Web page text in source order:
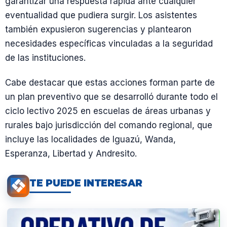
eventualidad que pudiera surgir. Los asistentes
también expusieron sugerencias y plantearon
necesidades específicas vinculadas a la seguridad
de las instituciones.
Cabe destacar que estas acciones forman parte de
un plan preventivo que se desarrolló durante todo el
ciclo lectivo 2025 en escuelas de áreas urbanas y
rurales bajo jurisdicción del comando regional, que
incluye las localidades de Iguazú, Wanda,
Esperanza, Libertad y Andresito.
TE PUEDE INTERESAR